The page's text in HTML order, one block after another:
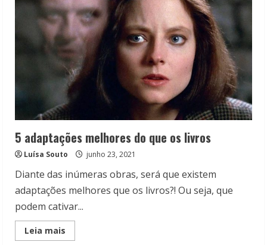
5 adaptações melhores do que os livros
Luísa Souto junho 23, 2021
Diante das inúmeras obras, será que existem
adaptações melhores que os livros?! Ou seja, que
podem cativar...
Leia mais
more